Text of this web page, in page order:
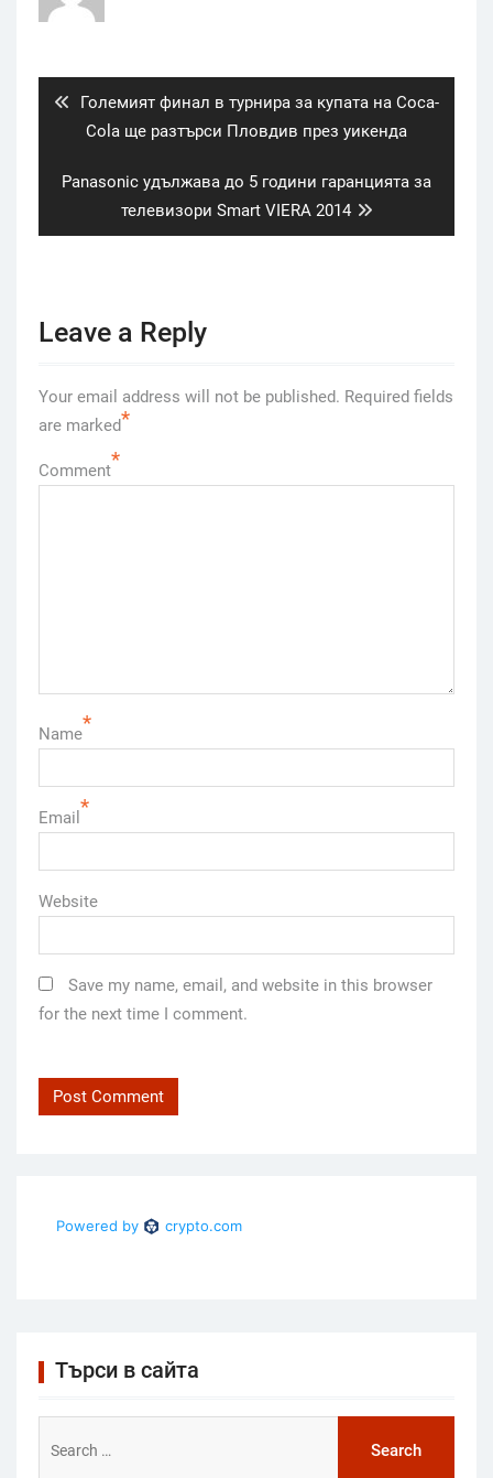
Previous
post:
Големият финал в турнира за купата на Coca-
Cola ще разтърси Пловдив през уикенда
Next
Panasonic удължава до 5 години гаранцията за
телевизори Smart VIERA 2014
Leave a Reply
Your email address will not be published. Required fields
are marked*
Comment*
Name*
Email *
Website
Save my name, email, and website in this browser
for the next time I comment.
Търси в сайта
for: